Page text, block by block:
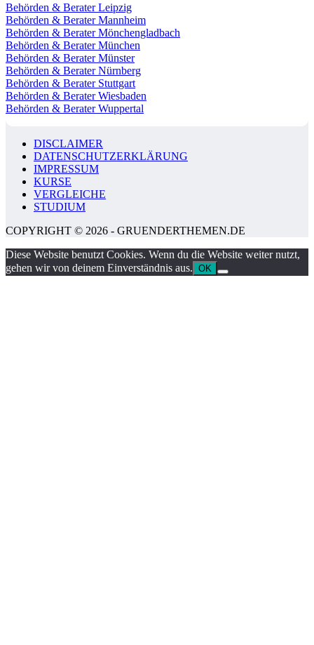
Behörden & Berater Leipzig
Behörden & Berater Mannheim
Behörden & Berater Mönchengladbach
Behörden & Berater München
Behörden & Berater Münster
Behörden & Berater Nürnberg
Behörden & Berater Stuttgart
Behörden & Berater Wiesbaden
Behörden & Berater Wuppertal
DISCLAIMER
DATENSCHUTZERKLÄRUNG
IMPRESSUM
KURSE
VERGLEICHE
STUDIUM
COPYRIGHT © 2026 - GRUENDERTHEMEN.DE
Diese Website benutzt Cookies. Wenn du die Website weiter nutzt,
gehen wir von deinem Einverständnis aus. OK